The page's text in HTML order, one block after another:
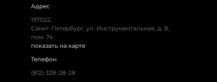
Адрес
197022,
Санкт-Петербург, ул. Инструментальная, д. 8,
пом. 74.
показать на карте
Телефон
(812) 328-28-28